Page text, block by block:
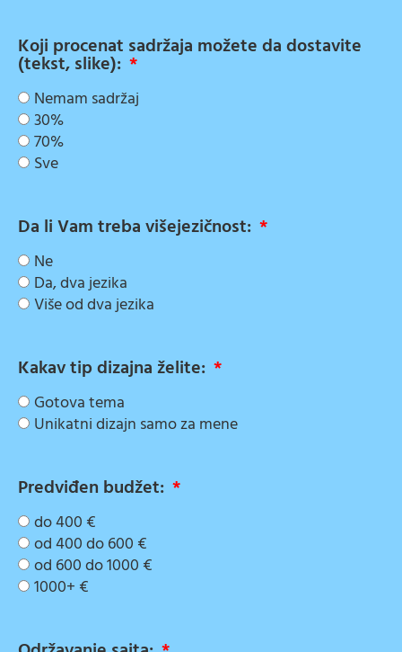
Koji procenat sadržaja možete da dostavite
(tekst, slike):
Nemam sadržaj
30%
70%
Sve
Da li Vam treba višejezičnost:
Ne
Da, dva jezika
Više od dva jezika
Kakav tip dizajna želite:
Gotova tema
Unikatni dizajn samo za mene
Predviđen budžet:
do 400 €
od 400 do 600 €
od 600 do 1000 €
1000+ €